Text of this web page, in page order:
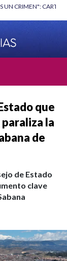
CORAL |
que
la
de
de Estado
clave